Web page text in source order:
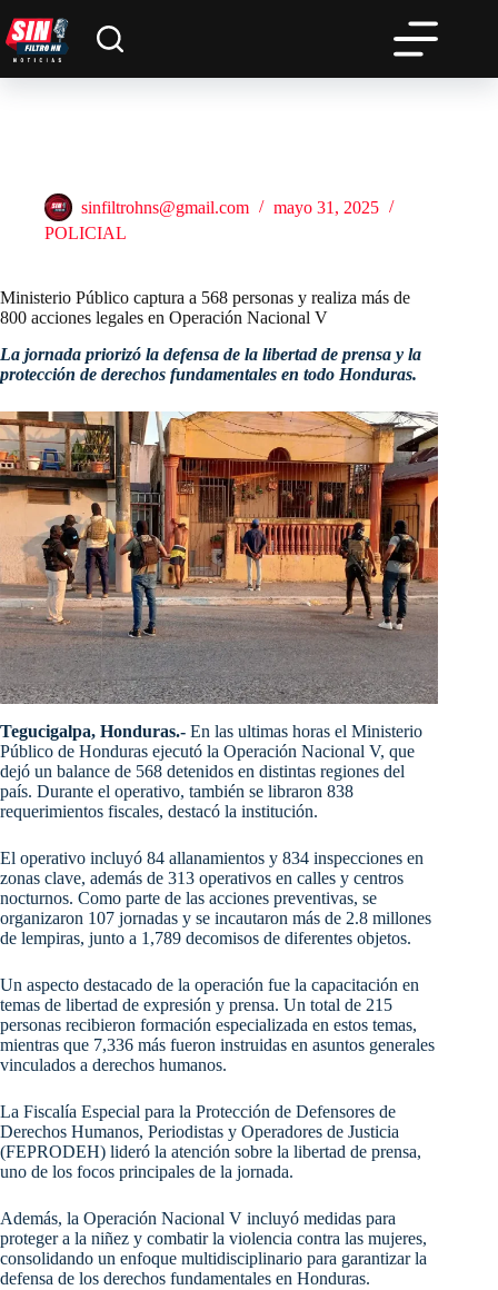
al
contenido
sinfiltrohns@gmail.com
mayo 31, 2025
POLICIAL
Ministerio Público captura a 568 personas y realiza más de
800 acciones legales en Operación Nacional V
La jornada priorizó la defensa de la libertad de prensa y la
protección de derechos fundamentales en todo Honduras.
Tegucigalpa, Honduras.- En las ultimas horas el Ministerio
Público de Honduras ejecutó la Operación Nacional V, que
dejó un balance de 568 detenidos en distintas regiones del
país. Durante el operativo, también se libraron 838
requerimientos fiscales, destacó la institución.
El operativo incluyó 84 allanamientos y 834 inspecciones en
zonas clave, además de 313 operativos en calles y centros
nocturnos. Como parte de las acciones preventivas, se
organizaron 107 jornadas y se incautaron más de 2.8 millones
de lempiras, junto a 1,789 decomisos de diferentes objetos.
Un aspecto destacado de la operación fue la capacitación en
temas de libertad de expresión y prensa. Un total de 215
personas recibieron formación especializada en estos temas,
mientras que 7,336 más fueron instruidas en asuntos generales
vinculados a derechos humanos.
La Fiscalía Especial para la Protección de Defensores de
Derechos Humanos, Periodistas y Operadores de Justicia
(FEPRODEH) lideró la atención sobre la libertad de prensa,
uno de los focos principales de la jornada.
Además, la Operación Nacional V incluyó medidas para
proteger a la niñez y combatir la violencia contra las mujeres,
consolidando un enfoque multidisciplinario para garantizar la
defensa de los derechos fundamentales en Honduras.